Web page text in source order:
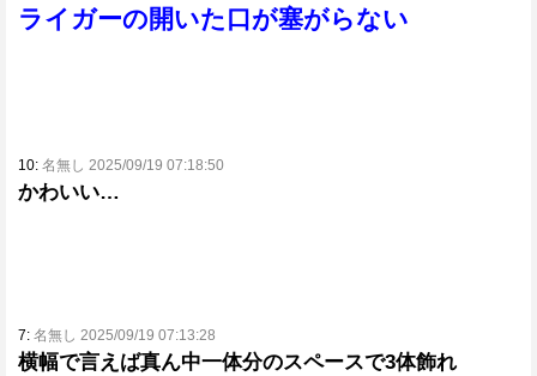
ライガーの開いた口が塞がらない
10: 名無し 2025/09/19 07:18:50
かわいい…
7: 名無し 2025/09/19 07:13:28
横幅で言えば真ん中一体分のスペースで3体飾れ